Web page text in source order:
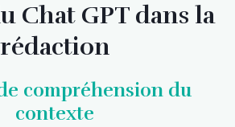
Chat GPT dans la
rédaction
compréhension du
contexte